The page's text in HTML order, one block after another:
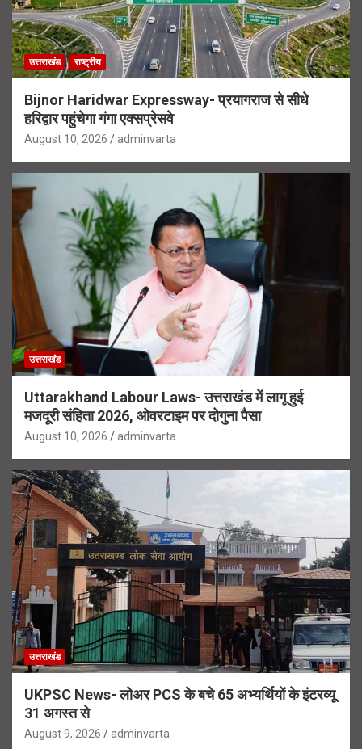
उत्तराखंड राष्ट्रीय
Bijnor Haridwar Expressway- प्रयागराज से सीधे
हरिद्वार पहुंचेगा गंगा एक्सप्रेसवे
August 10, 2026 adminvarta
उत्तराखंड
Uttarakhand Labour Laws- उत्तराखंड में लागू हुई
मजदूरी संहिता 2026, ओवरटाइम पर दोगुना पैसा
August 10, 2026 adminvarta
उत्तराखंड
UKPSC News- लोअर PCS के बचे 65 अभ्यर्थियों के इंटरव्यू
31 अगस्त से
August 9, 2026 adminvarta